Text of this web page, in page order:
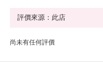
尚未有任何評價